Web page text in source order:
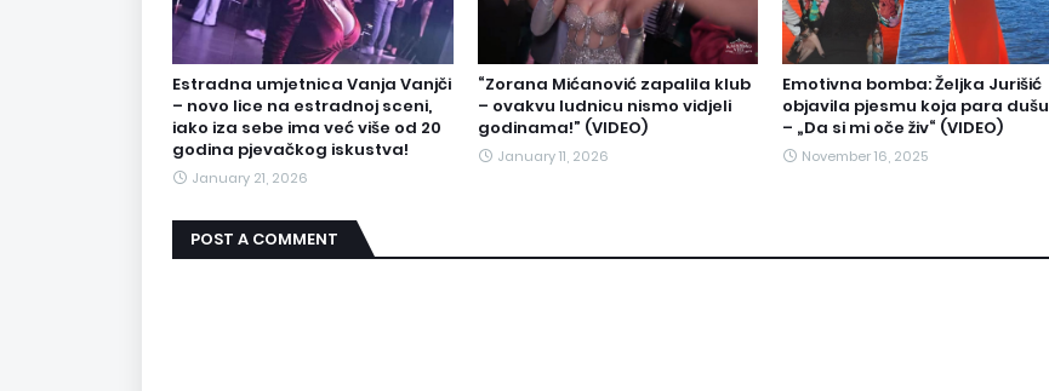
Estradna umjetnica Vanja Vanjči
– novo lice na estradnoj sceni,
iako iza sebe ima već više od 20
godina pjevačkog iskustva!
January 21, 2026
“Zorana Mićanović zapalila klub
– ovakvu ludnicu nismo vidjeli
godinama!” (VIDEO)
January 11, 2026
Emotivna bomba: Željka Jurišić
objavila pjesmu koja para dušu
– „Da si mi oče živ“ (VIDEO)
November 16, 2025
POST A COMMENT